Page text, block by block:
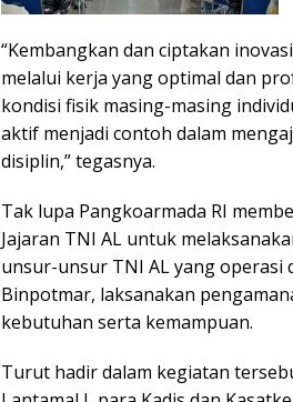
“Kembangkan dan ciptakan
melalui kerja yang optimal dan
kondisi fisik masing-masing
aktif menjadi contoh dalam
disiplin,” tegasnya.
Tak lupa Pangkoarmada RI
Jajaran TNI AL untuk
unsur-unsur TNI AL yang operasi
Binpotmar, laksanakan
kebutuhan serta kemampuan.
Turut hadir dalam kegiatan